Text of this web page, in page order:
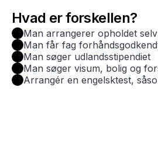
Hvad er forskellen?
Man arrangerer opholdet selv
Man får fag
Man søger udlandsstipendiet
Man søger visum, bolig og
Arrangér en engelsktest,